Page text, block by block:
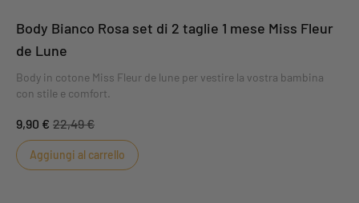
Body Bianco Rosa set di 2 taglie 1 mese Miss Fleur
de Lune
Body in cotone Miss Fleur de lune per vestire la vostra bambina
con stile e comfort.
9,90 € 22,49 €
Aggiungi al carrello